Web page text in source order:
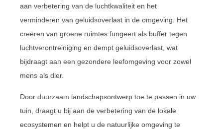
aan verbetering van de luchtkwaliteit en het
verminderen van geluidsoverlast in de omgeving. Het
creëren van groene ruimtes fungeert als buffer tegen
luchtverontreiniging en dempt geluidsoverlast, wat
bijdraagt aan een gezondere leefomgeving voor zowel
mens als dier.
Door duurzaam landschapsontwerp toe te passen in uw
tuin, draagt u bij aan de verbetering van de lokale
ecosystemen en helpt u de natuurlijke omgeving te